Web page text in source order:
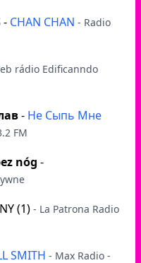
- CHAN CHAN - Radio
rádio Edificanndo
- Не Сыпь Мне
FM
nóg -
(1) - La Patrona Radio
SMITH - Max Radio -